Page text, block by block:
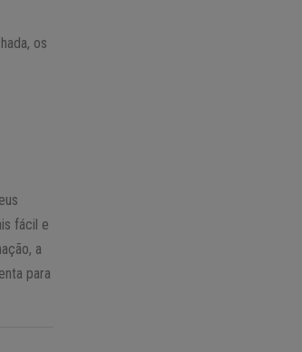
os
fácil e
a
para